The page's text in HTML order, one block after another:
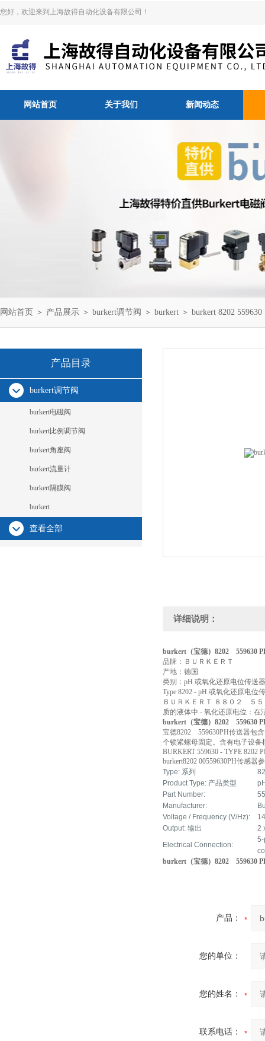
您好，欢迎来到上海故得自动化设备有限公司！
网站首页 关于我们 新闻动态
网站首页 ＞ 产品展示 ＞ burkert调节阀 ＞ burkert ＞ burkert 8202 559630
产品目录
burkert调节阀
burkert电磁阀
burkert比例调节阀
burkert角座阀
burkert流量计
burkert隔膜阀
burkert
查看全部
详细说明：
burkert（宝德）8202 559630
品牌：ＢＵＲＫＥＲＴ
产地：德国
类别：pH 或氧化还原电位传送
Type 8202 - pH 或氧化还原电位
ＢＵＲＫＥＲＴ ８８０２ ５５
质的液体中 - 氧化还原电位：
burkert（宝德）8202 559630
宝德8202 559630PH传送器包
个锁紧螺母固定。含有电子设
BURKERT 559630 - TYPE 8202
burkert8202 00559630PH传感器
Type: 系列
Product Type: 产品类型
Part Number:
Manufacturer:
Voltage / Frequency (V/Hz):
Output: 输出
2
Electrical Connection:
5-
burkert（宝德）8202 559630
产品：
您的单位：
您的姓名：
联系电话：